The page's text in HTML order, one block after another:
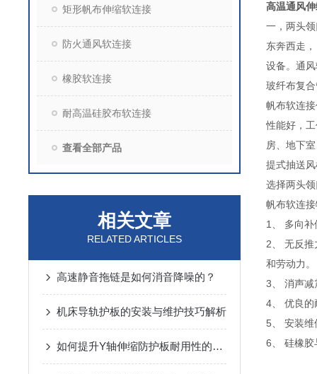
矩形帆布伸缩软连接
防火通风软连接
橡胶软连接
耐高温硅胶布软连接
查看全部产品
相关文章
RELATED ARTICLES
高速静音拖链是如何消音降噪的？
机床导轨护板的安装与维护技巧解析
如何提升Y轴伸缩防护板耐用性的材料与技术？
高温通风
一，两头
东奔西走
设备。通
玻纤布复
帆布软连
性能好，
房、地下
提式抽送
选择两头
帆布软连
1、 多向
2、 无反
和劳动力。
3、 消声减
4、 优良的
5、 安装维
6、 硅橡胶